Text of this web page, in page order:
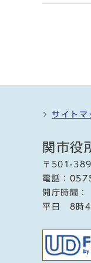
サイトマ
関市役
〒501-
電話：
開庁時間
平日 8時